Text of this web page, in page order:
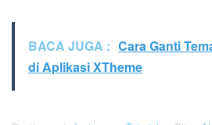
BACA JUGA : Cara Ganti
di Aplikasi XTheme